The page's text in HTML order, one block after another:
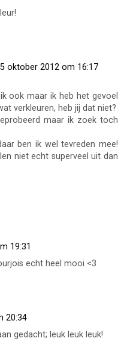
om 15:03
16:02
oktober 2012 om 16:17
ook maar ik heb het gevoel
maar ik zoek toch
niet echt superveel uit dan
19:31